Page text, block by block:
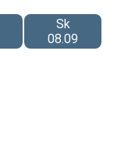
Sk
08.09